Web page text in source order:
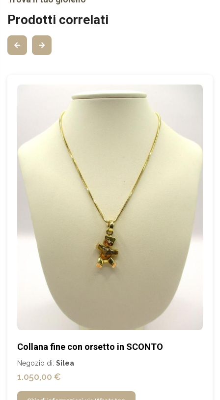
Prodotti correlati
Collana fine con orsetto in SCONTO
Negozio di: Silea
1.050,00 €